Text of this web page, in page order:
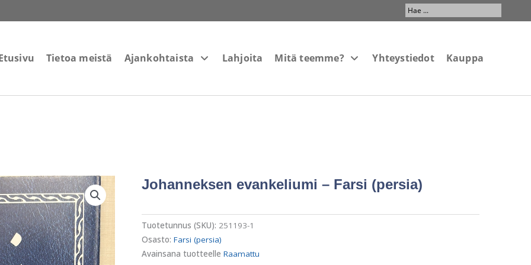
Search
...
Tietoa meistä Ajankohtaista Lahjoita Mitä teemme? Yhteystiedot Kauppa
Johanneksen evankeliumi – Farsi (persia)
Tuotetunnus (SKU): 251193-1
Osasto: Farsi (persia)
Avainsana tuotteelle Raamattu